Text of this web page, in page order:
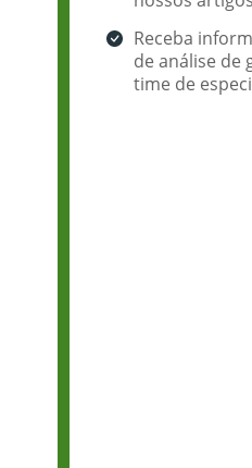
Receba
de análise de
time de